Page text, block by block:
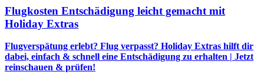
Flugkosten Entschädigung leicht gemacht mit
Holiday Extras
Flugverspätung erlebt? Flug verpasst? Holiday Extras hilft dir
dabei, einfach & schnell eine Entschädigung zu erhalten | Jetzt
reinschauen & prüfen!